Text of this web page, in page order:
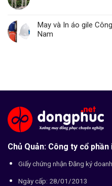
May và In áo gile
Nam
Chủ Quản: Công ty cổ phần
Giấy chứng nhận Đăng ký
Ngày cấp: 28/01/2013